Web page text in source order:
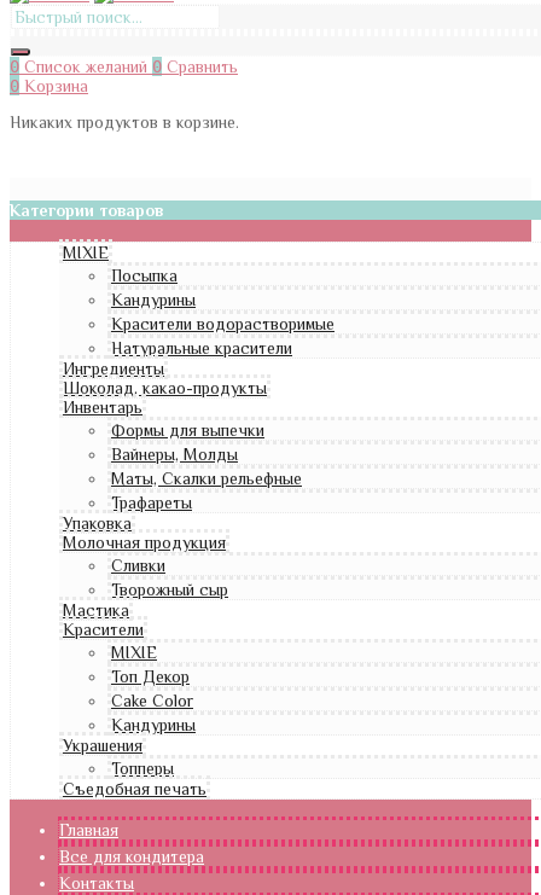
0 Список желаний 0 Сравнить
0 Корзина
Никаких продуктов в корзине.
Категории товаров
MIXIE
Посыпка
Кандурины
Красители водорастворимые
Натуральные красители
Ингредиенты
Шоколад, какао-продукты
Инвентарь
Формы для выпечки
Вайнеры, Молды
Маты, Скалки рельефные
Трафареты
Упаковка
Молочная продукция
Сливки
Творожный сыр
Мастика
Красители
MIXIE
Топ Декор
Cake Color
Кандурины
Украшения
Топперы
Съедобная печать
Главная
Все для кондитера
Контакты